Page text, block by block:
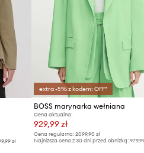
zł
extra -5% z kodem: OFF*
BOSS marynarka wełniana
Cena aktualna:
929,99 zł
Cena regularna: 2099,90 zł
Najniższa cena z 30 dni przed obniżką: